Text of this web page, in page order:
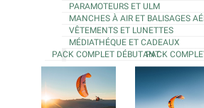
PARAMOTEURS ET ULM
MANCHES À AIR ET BALISAGES
VÊTEMENTS ET LUNETTES
MÉDIATHÉQUE ET CADEAUX
PACK COMPLET DÉBUTANT
PACK